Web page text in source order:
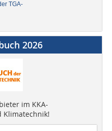
TGA-
2026
im KKA-
Klimatechnik!